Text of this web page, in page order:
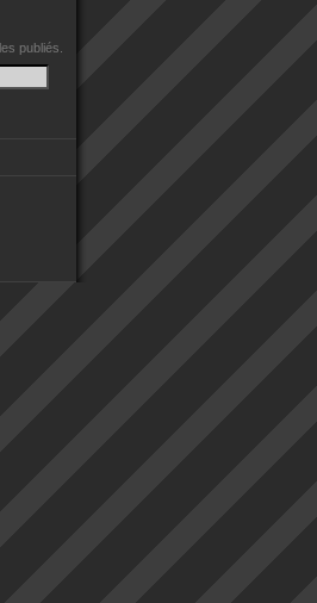
publiés.